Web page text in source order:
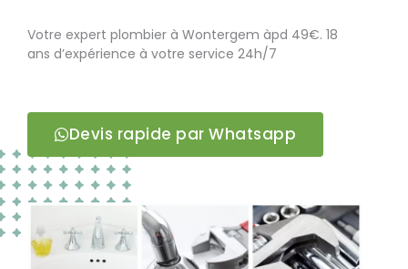
Votre expert plombier à Wontergem àpd 49€. 18
ans d’expérience à votre service 24h/7
Devis rapide par Whatsapp